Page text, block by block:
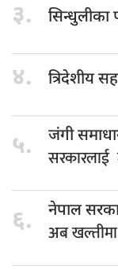
३.
४. त्रिदेशीय
५. जंगी
सरकारलाई
६. नेपाल
अब खल्तीमा